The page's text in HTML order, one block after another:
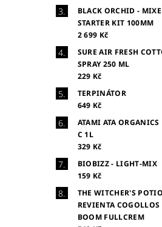
BLACK ORCHID -
STARTER KIT 100MM
2 699 Kč
SURE AIR FRESH
SPRAY 250 ML
229 Kč
TERPINÁTOR
649 Kč
ATAMI ATA
C 1L
329 Kč
BIOBIZZ - LIGHT-MIX
159 Kč
THE WITCHER'S
REVIENTA COGOLLOS
BOOM FULLCREM